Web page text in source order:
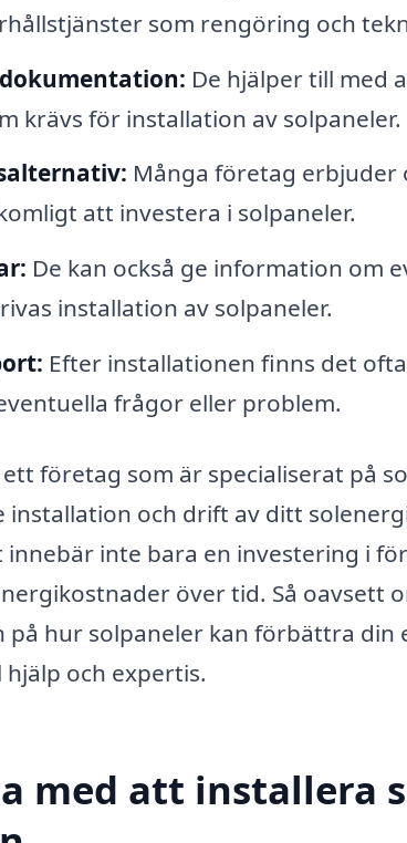
som rengöring och
De hjälper till med
krävs för installation av solpaneler.
Många företag
att investera i solpaneler.
De kan också ge information om
installation av solpaneler.
Efter installationen finns det
frågor eller problem.
företag som är specialiserat på
installation och drift av ditt
inte bara en investering i
över tid. Så oavsett
på hur solpaneler kan förbättra din
och expertis.
med att installera